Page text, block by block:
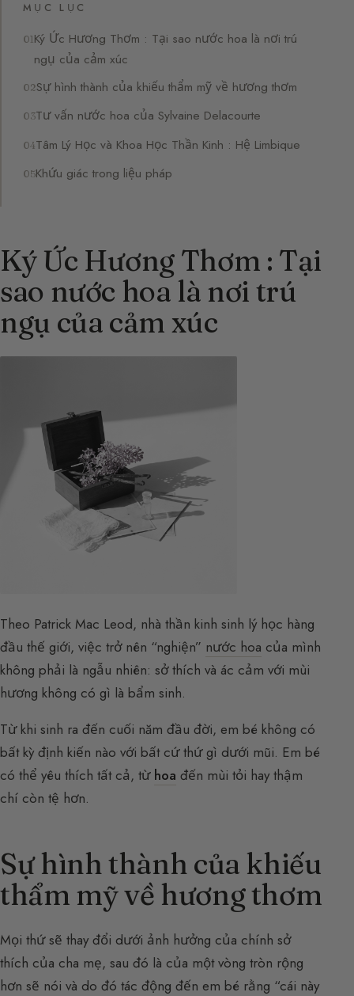
MỤC LỤC
Ký Ức Hương Thơm : Tại sao nước hoa là nơi trú
ngụ của cảm xúc
Sự hình thành của khiếu thẩm mỹ về hương thơm
Tư vấn nước hoa của Sylvaine Delacourte
Tâm Lý Học và Khoa Học Thần Kinh : Hệ Limbique
Khứu giác trong liệu pháp
Ký Ức Hương Thơm : Tại
sao nước hoa là nơi trú
ngụ của cảm xúc
Theo Patrick Mac Leod, nhà thần kinh sinh lý học hàng
đầu thế giới, việc trở nên “nghiện” nước hoa của mình
không phải là ngẫu nhiên: sở thích và ác cảm với mùi
hương không có gì là bẩm sinh.
Từ khi sinh ra đến cuối năm đầu đời, em bé không có
bất kỳ định kiến nào với bất cứ thứ gì dưới mũi. Em bé
có thể yêu thích tất cả, từ hoa đến mùi tỏi hay thậm
chí còn tệ hơn.
Sự hình thành của khiếu
thẩm mỹ về hương thơm
Mọi thứ sẽ thay đổi dưới ảnh hưởng của chính sở
thích của cha mẹ, sau đó là của một vòng tròn rộng
hơn sẽ nói và do đó tác động đến em bé rằng “cái này